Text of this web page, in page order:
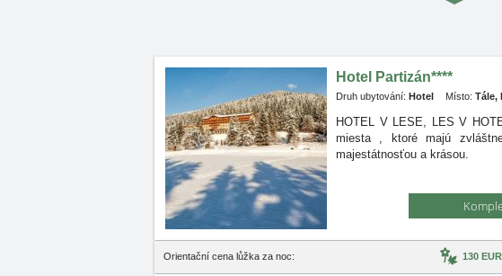
Hotel Partizán****
Druh ubytování: Hotel Místo: Tále,
HOTEL V LESE, LES V
miesta , ktoré majú
majestátnosťou a krásou.
Orientační cena lůžka za noc: 130 EUR